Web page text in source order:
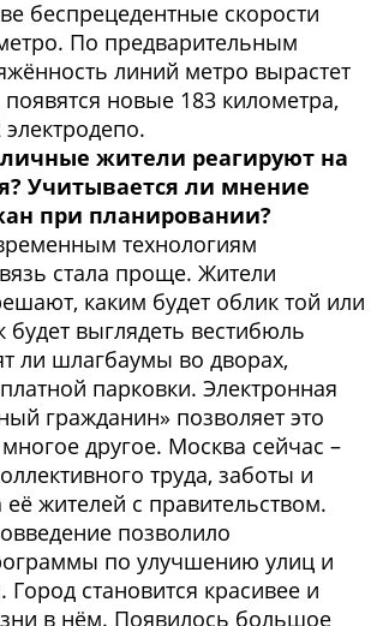
беспрецедентные скорости
По предварительным
линий метро вырастет
новые 183 километра,
жители реагируют на
Учитывается ли мнение
при планировании?
технологиям
стала проще. Жители
каким будет облик той или
будет выглядеть вестибюль
ли шлагбаумы во дворах,
парковки. Электронная
гражданин» позволяет это
другое. Москва сейчас –
труда, заботы и
её жителей с правительством.
позволило
по улучшению улиц и
становится красивее и
в нём. Появилось большое